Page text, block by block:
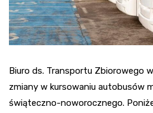
Biuro ds. Transportu Zbiorowego
zmiany w kursowaniu autobusów
świąteczno-noworocznego.